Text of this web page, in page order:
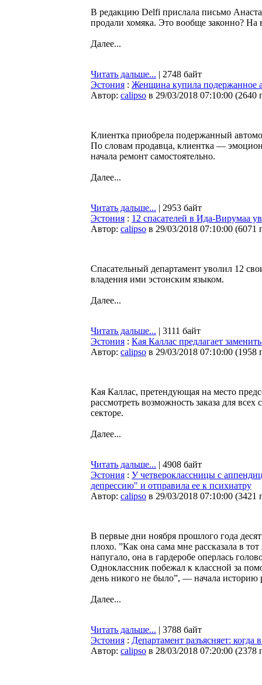
В редакцию Delfi прислала письмо
продали хомяка. Это вообще законно? На
Далее...
Читать дальше... | 2748 байт
Эстония : Женщина купила подержанное
Автор: calipso в 29/03/2018 07:10:00 (2640
Клиентка приобрела подержанный
По словам продавца, клиентка —
начала ремонт самостоятельно.
Далее...
Читать дальше... | 2953 байт
Эстония : 12 спасателей в Ида-Вирумаа
Автор: calipso в 29/03/2018 07:10:00 (6071
Спасательный департамент уволил 12
владения ими эстонским языком.
Далее...
Читать дальше... | 3111 байт
Эстония : Кая Каллас предлагает
Автор: calipso в 29/03/2018 07:10:00 (1958
Кая Каллас, претендующая на место
рассмотреть возможность заказа для
секторе.
Далее...
Читать дальше... | 4908 байт
Эстония : У четвероклассницы c
депрессию" и отправила ее к психиатру
Автор: calipso в 29/03/2018 07:10:00 (3421
В первые дни ноября прошлого года
плохо. ”Как она сама мне рассказала в
напугало, она в гардеробе оперлась
Одноклассник побежал к классной за
день никого не было”, — начала историю
Далее...
Читать дальше... | 3788 байт
Эстония : Департамент разъясняет:
Автор: calipso в 28/03/2018 07:20:00 (2378